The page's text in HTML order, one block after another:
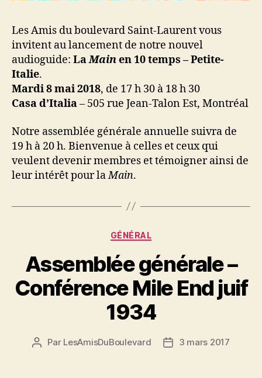
Les Amis du boulevard Saint-Laurent vous
invitent au lancement de notre nouvel
audioguide: LaMainen 10 temps – Petite-
Italie.
Mardi 8 mai 2018, de 17 h 30 à 18 h 30
Casa d’Italia– 505 rue Jean-Talon Est, Montréal
Notre assemblée générale annuelle suivra de
19 h à 20 h. Bienvenue à celles et ceux qui
veulent devenir membres et témoigner ainsi de
leur intérêt pour laMain.
Catégories
GÉNÉRAL
Assemblée générale –
Conférence Mile End juif
1934
Auteur
Par LesAmisDuBoulevard
Date3 mars 2017